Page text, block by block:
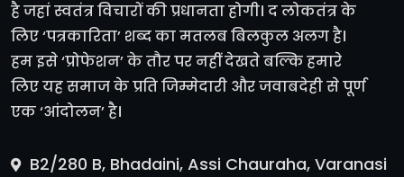
है जहां स्वतंत्र विचारों की प्रधानता होगी। द लोकतंत्र के
लिए ‘पत्रकारिता’ शब्द का मतलब बिलकुल अलग है।
हम इसे ‘प्रोफेशन’ के तौर पर नहीं देखते बल्कि हमारे
लिए यह समाज के प्रति जिम्मेदारी और जवाबदेही से पूर्ण
एक ‘आंदोलन’ है।
B2/280 B, Bhadaini, Assi Chauraha, Varanasi